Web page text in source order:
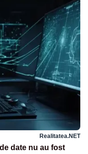
Realitatea.NET
date nu au fost